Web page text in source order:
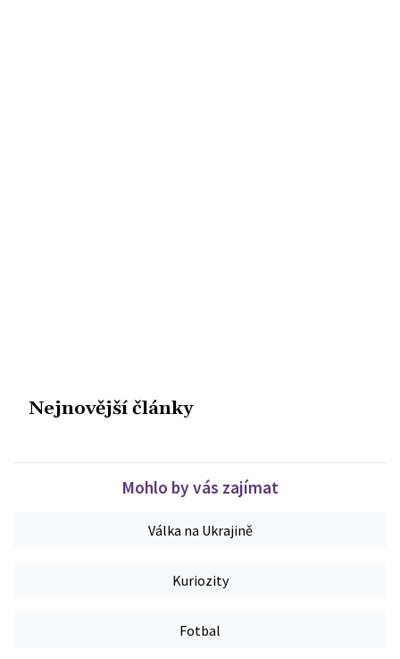
Nejnovější články
Mohlo by vás zajímat
Válka na Ukrajině
Kuriozity
Fotbal